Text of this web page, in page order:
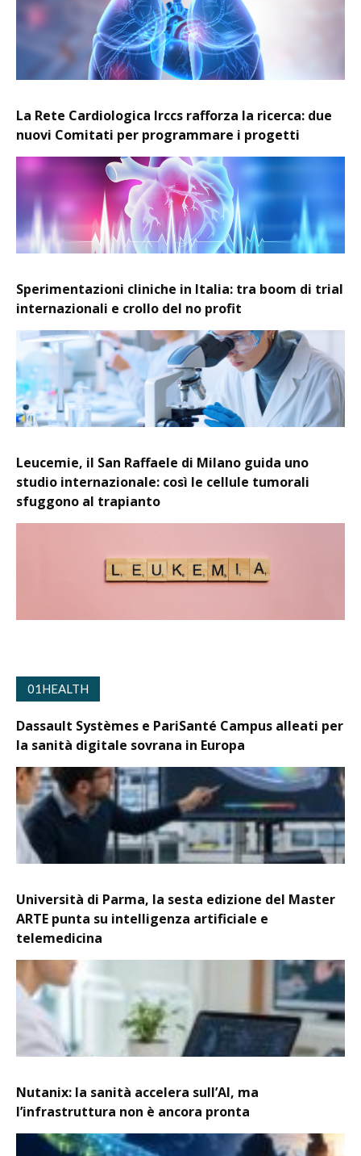
La Rete Cardiologica Irccs rafforza la ricerca: due
nuovi Comitati per programmare i progetti
Sperimentazioni cliniche in Italia: tra boom di trial
internazionali e crollo del no profit
Leucemie, il San Raffaele di Milano guida uno
studio internazionale: così le cellule tumorali
sfuggono al trapianto
01HEALTH
Dassault Systèmes e PariSanté Campus alleati per
la sanità digitale sovrana in Europa
Università di Parma, la sesta edizione del Master
ARTE punta su intelligenza artificiale e
telemedicina
Nutanix: la sanità accelera sull’AI, ma
l’infrastruttura non è ancora pronta